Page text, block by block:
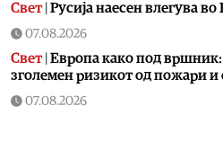
Свет| Русија наесен влегува во
07.08.2026
Свет| Европа како под
зголемен ризикот од пожари и
07.08.2026